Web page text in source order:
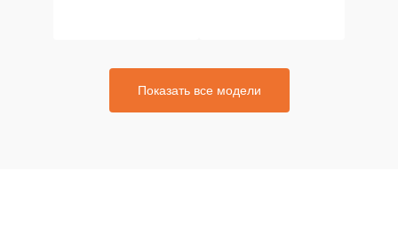
Показать все модели